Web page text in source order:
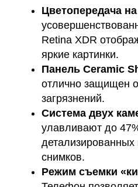
Цветопередача
Retina XDR
яркие картинки.
Панель Ceramic
отлично защищен
загрязнений.
Система двух
улавливают до
детализированных
снимков.
Режим съемки